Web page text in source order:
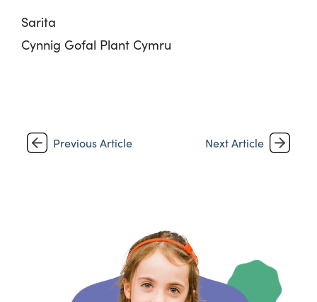
Sarita
Cynnig Gofal Plant Cymru
Previous Article Next Article